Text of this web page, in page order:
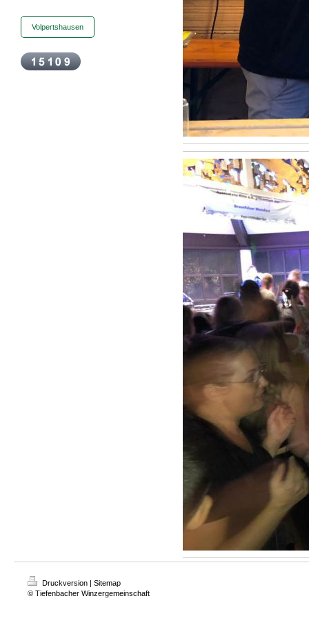
Volpertshausen
Druckversion | Sitemap
© Tiefenbacher Winzergemeinschaft